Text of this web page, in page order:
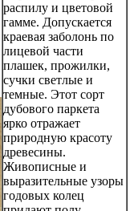
распилу и цветовой
гамме. Допускается
краевая заболонь по
лицевой части
плашек, прожилки,
сучки светлые и
темные. Этот сорт
дубового паркета
ярко отражает
природную красоту
древесины.
Живописные и
выразительные узоры
годовых колец